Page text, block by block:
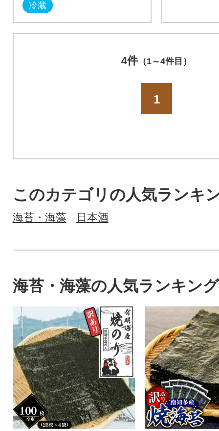
冷蔵
4件（1～4件目）
1
このカテゴリの人気ランキ
海苔・海藻 日本酒
海苔・海藻の人気ランキング